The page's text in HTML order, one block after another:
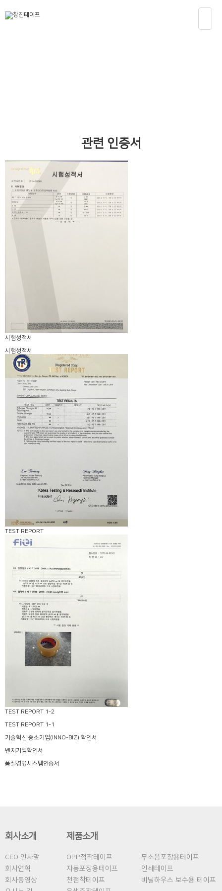
관련 인증서
시험성적서
시험성적서
TEST REPORT
TEST REPORT 1-2
TEST REPORT 1-1
기술혁신 중소기업(INNO-BIZ) 확인서
벤처기업확인서
품질경영시스템인증서
회사소개
CEO 인사말
회사연혁
회사동영상
제품소개
OPP점착테이프
무소음포장용테이프
자동포장용테이프
인쇄테이프
천점착테이프
비닐하우스 보수용 테이프